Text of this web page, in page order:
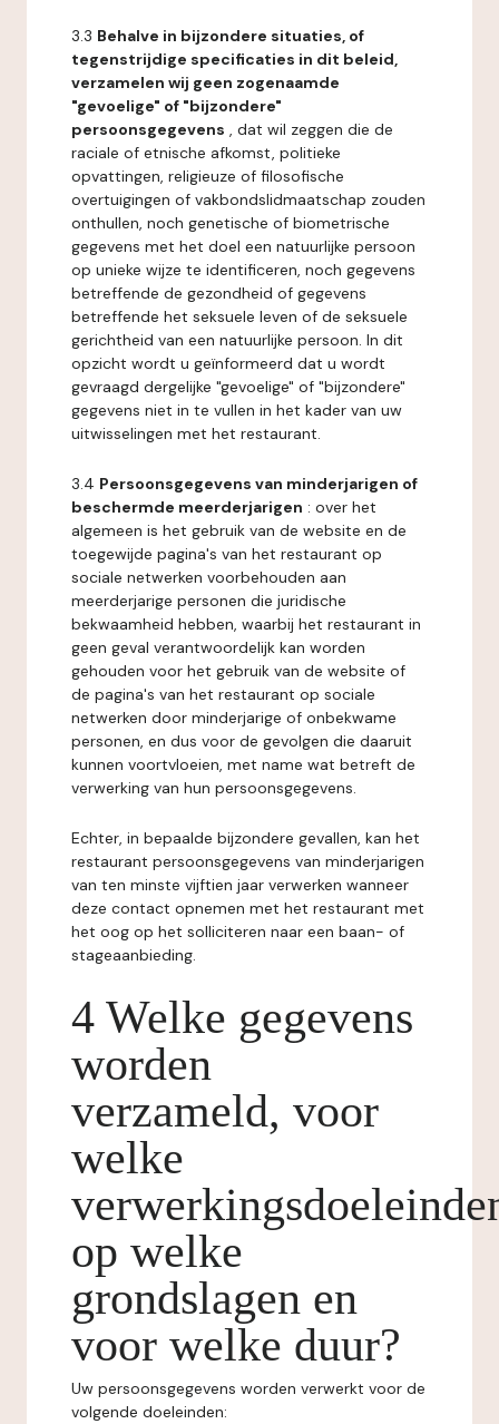
3.3 Behalve in bijzondere situaties, of
tegenstrijdige specificaties in dit beleid,
verzamelen wij geen zogenaamde
"gevoelige" of "bijzondere"
persoonsgegevens , dat wil zeggen die de
raciale of etnische afkomst, politieke
opvattingen, religieuze of filosofische
overtuigingen of vakbondslidmaatschap zouden
onthullen, noch genetische of biometrische
gegevens met het doel een natuurlijke persoon
op unieke wijze te identificeren, noch gegevens
betreffende de gezondheid of gegevens
betreffende het seksuele leven of de seksuele
gerichtheid van een natuurlijke persoon. In dit
opzicht wordt u geïnformeerd dat u wordt
gevraagd dergelijke "gevoelige" of "bijzondere"
gegevens niet in te vullen in het kader van uw
uitwisselingen met het restaurant.
3.4 Persoonsgegevens van minderjarigen of
beschermde meerderjarigen : over het
algemeen is het gebruik van de website en de
toegewijde pagina's van het restaurant op
sociale netwerken voorbehouden aan
meerderjarige personen die juridische
bekwaamheid hebben, waarbij het restaurant in
geen geval verantwoordelijk kan worden
gehouden voor het gebruik van de website of
de pagina's van het restaurant op sociale
netwerken door minderjarige of onbekwame
personen, en dus voor de gevolgen die daaruit
kunnen voortvloeien, met name wat betreft de
verwerking van hun persoonsgegevens.
Echter, in bepaalde bijzondere gevallen, kan het
restaurant persoonsgegevens van minderjarigen
van ten minste vijftien jaar verwerken wanneer
deze contact opnemen met het restaurant met
het oog op het solliciteren naar een baan- of
stageaanbieding.
4 Welke gegevens
worden
verzameld, voor
welke
op welke
grondslagen en
voor welke duur?
Uw persoonsgegevens worden verwerkt voor de
volgende doeleinden: